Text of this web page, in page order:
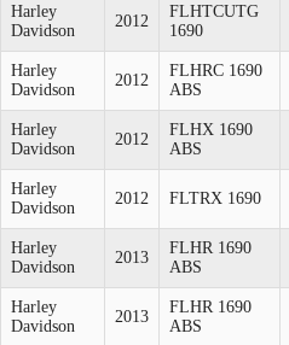
Harley
Davidson
2012
FLHTCUTG
1690
Harley
Davidson
2012
FLHRC 1690
ABS
Harley
Davidson
2012
FLHX 1690
ABS
Harley
Davidson
2012 FLTRX 1690
Harley
Davidson
2013
FLHR 1690
ABS
Harley
Davidson
2013
FLHR 1690
ABS